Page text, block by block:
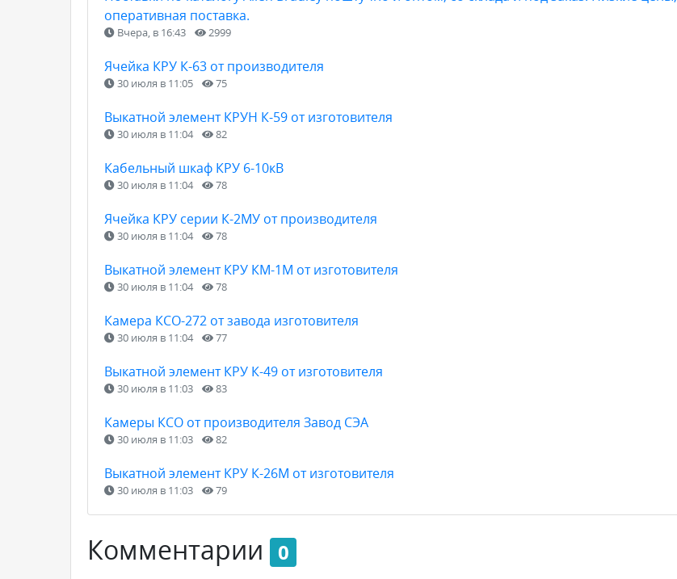
оперативная поставка.
Вчера, в 16:43 2999
Ячейка КРУ К-63 от производителя
30 июля в 11:05 75
Выкатной элемент КРУН К-59 от изготовителя
30 июля в 11:04 82
Кабельный шкаф КРУ 6-10кВ
30 июля в 11:04 78
Ячейка КРУ серии К-2МУ от производителя
30 июля в 11:04 78
Выкатной элемент КРУ КМ-1М от изготовителя
30 июля в 11:04 78
Камера КСО-272 от завода изготовителя
30 июля в 11:04 77
Выкатной элемент КРУ К-49 от изготовителя
30 июля в 11:03 83
Камеры КСО от производителя Завод СЭА
30 июля в 11:03 82
Выкатной элемент КРУ К-26М от изготовителя
30 июля в 11:03 79
Комментарии 0